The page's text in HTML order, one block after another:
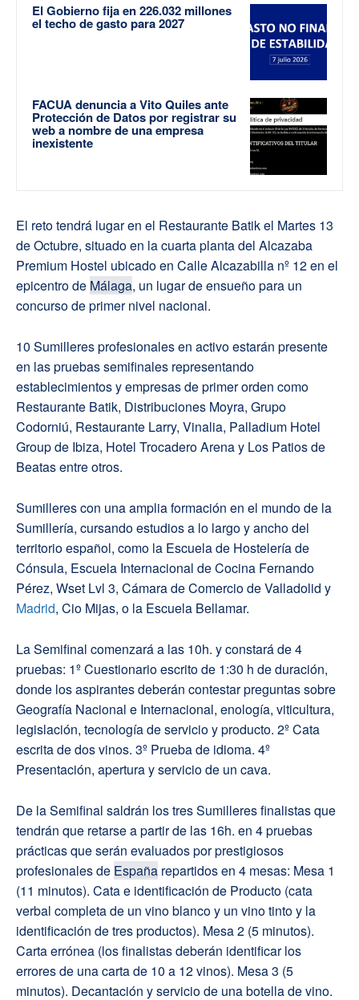
El Gobierno fija en 226.032 millones
el techo de gasto para 2027
FACUA denuncia a Vito Quiles ante
Protección de Datos por registrar su
web a nombre de una empresa
inexistente
El reto tendrá lugar en el Restaurante Batik el Martes 13
de Octubre, situado en la cuarta planta del Alcazaba
Premium Hostel ubicado en Calle Alcazabilla nº 12 en el
epicentro de Málaga, un lugar de ensueño para un
concurso de primer nivel nacional.
10 Sumilleres profesionales en activo estarán presente
en las pruebas semifinales representando
establecimientos y empresas de primer orden como
Restaurante Batik, Distribuciones Moyra, Grupo
Codorniú, Restaurante Larry, Vinalia, Palladium Hotel
Group de Ibiza, Hotel Trocadero Arena y Los Patios de
Beatas entre otros.
Sumilleres con una amplia formación en el mundo de la
Sumillería, cursando estudios a lo largo y ancho del
territorio español, como la Escuela de Hostelería de
Cónsula, Escuela Internacional de Cocina Fernando
Pérez, Wset Lvl 3, Cámara de Comercio de Valladolid y
Madrid, Cio Mijas, o la Escuela Bellamar.
La Semifinal comenzará a las 10h. y constará de 4
pruebas: 1º Cuestionario escrito de 1:30 h de duración,
donde los aspirantes deberán contestar preguntas sobre
Geografía Nacional e Internacional, enología, viticultura,
legislación, tecnología de servicio y producto. 2º Cata
escrita de dos vinos. 3º Prueba de idioma. 4º
Presentación, apertura y servicio de un cava.
De la Semifinal saldrán los tres Sumilleres finalistas que
tendrán que retarse a partir de las 16h. en 4 pruebas
prácticas que serán evaluados por prestigiosos
profesionales de España repartidos en 4 mesas: Mesa 1
(11 minutos). Cata e identificación de Producto (cata
verbal completa de un vino blanco y un vino tinto y la
identificación de tres productos). Mesa 2 (5 minutos).
Carta errónea (los finalistas deberán identificar los
errores de una carta de 10 a 12 vinos). Mesa 3 (5
minutos). Decantación y servicio de una botella de vino.